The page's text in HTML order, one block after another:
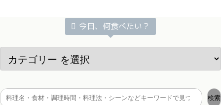
今日、何食べたい？
検索